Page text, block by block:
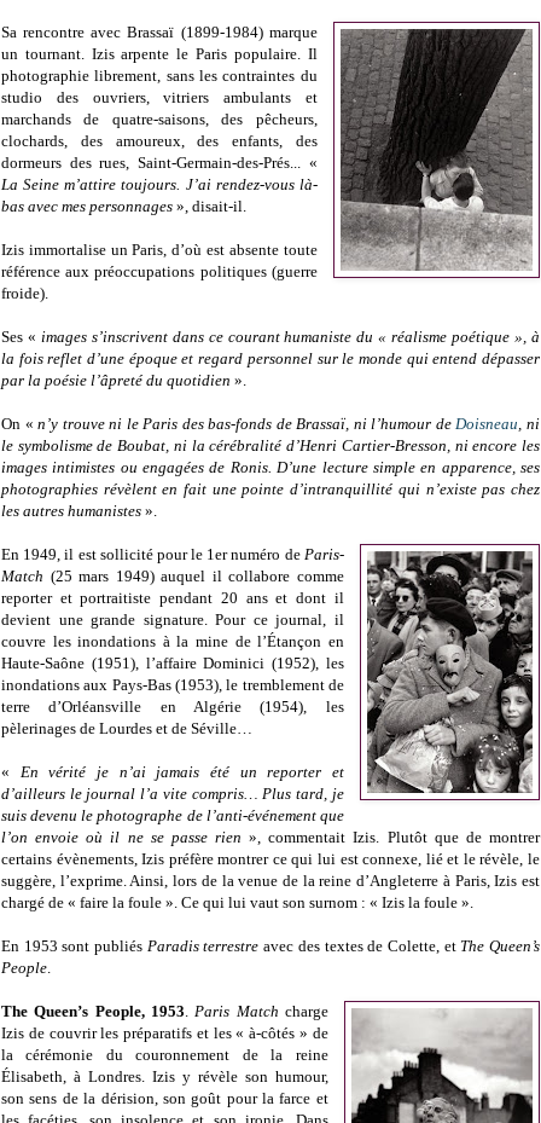
Sa rencontre avec Brassaï (1899-1984) marque
un tournant. Izis arpente le Paris populaire. Il
photographie librement, sans les contraintes du
studio des ouvriers, vitriers ambulants et
marchands de quatre-saisons, des pêcheurs,
clochards, des amoureux, des enfants, des
dormeurs des rues, Saint-Germain-des-Prés... «
La Seine m’attire toujours. J’ai rendez-vous là-
bas avec mes personnages », disait-il.
Izis immortalise un Paris, d’où est absente toute
référence aux préoccupations politiques (guerre
froide).
Ses « images s’inscrivent dans ce courant humaniste du « réalisme poétique », à
la fois reflet d’une époque et regard personnel sur le monde qui entend dépasser
par la poésie l’âpreté du quotidien ».
On «n’y trouve ni le Paris des bas-fonds de Brassaï, ni l’humour deDoisneau, ni
le symbolisme de Boubat, ni la cérébralité d’Henri Cartier-Bresson, ni encore les
images intimistes ou engagées de Ronis. D’une lecture simple en apparence, ses
photographies révèlent en fait une pointe d’intranquillité qui n’existe pas chez
les autres humanistes ».
En 1949, il est sollicité pour le 1er numéro de Paris-
Match (25 mars 1949) auquel il collabore comme
reporter et portraitiste pendant 20 ans et dont il
devient une grande signature. Pour ce journal, il
couvre les inondations à la mine de l’Étançon en
Haute-Saône (1951), l’affaire Dominici (1952), les
inondations aux Pays-Bas (1953), le tremblement de
terre d’Orléansville en Algérie (1954), les
pèlerinages de Lourdes et de Séville…
« En vérité je n’ai jamais été un reporter et
d’ailleurs le journal l’a vite compris… Plus tard, je
suis devenu le photographe de l’anti-événement que
l’on envoie où il ne se passe rien », commentait Izis. Plutôt que de montrer
certains évènements, Izis préfère montrer ce qui lui est connexe, lié et le révèle, le
suggère, l’exprime. Ainsi, lors de la venue de la reine d’Angleterre à Paris, Izis est
chargé de « faire la foule ». Ce qui lui vaut son surnom : « Izis la foule ».
En 1953 sont publiés Paradis terrestre avec des textes de Colette, et The Queen’s
People.
The Queen’s People, 1953.Paris Match charge
Izis de couvrir les préparatifs et les « à-côtés » de
la cérémonie du couronnement de la reine
Élisabeth, à Londres. Izis y révèle son humour,
son sens de la dérision, son goût pour la farce et